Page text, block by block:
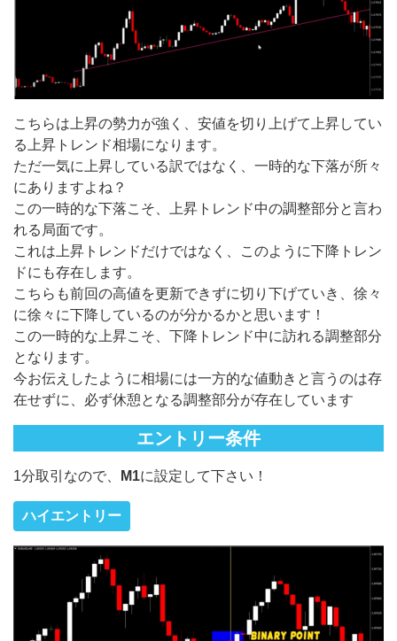
こちらは上昇の勢力が強く、安値を切り上げて上昇してい
る上昇トレンド相場になります。
ただ一気に上昇している訳ではなく、一時的な下落が所々
にありますよね？
この一時的な下落こそ、上昇トレンド中の調整部分と言わ
れる局面です。
これは上昇トレンドだけではなく、このように下降トレン
ドにも存在します。
こちらも前回の高値を更新できずに切り下げていき、徐々
に徐々に下降しているのが分かるかと思います！
この一時的な上昇こそ、下降トレンド中に訪れる調整部分
となります。
今お伝えしたように相場には一方的な値動きと言うのは存
在せずに、必ず休憩となる調整部分が存在しています
エントリー条件
1分取引なので、 M1に設定して下さい！
ハイエントリー